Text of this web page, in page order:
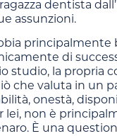
dentista
assunzioni.
principalmente
di
studio, la propria
che valuta in un
onestà,
lei, non è
È una